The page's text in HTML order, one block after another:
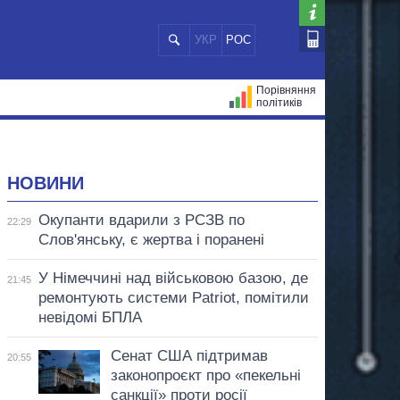
УКР РОС
Порівняння
політиків
НОВИНИ
22:29
Окупанти вдарили з РСЗВ по
Слов'янську, є жертва і поранені
21:45
У Німеччині над військовою базою, де
ремонтують системи Patriot, помітили
невідомі БПЛА
20:55
Сенат США підтримав
законопроєкт про «пекельні
санкції» проти росії